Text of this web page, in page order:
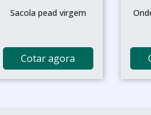
Sacola pead virgem
Cotar agora